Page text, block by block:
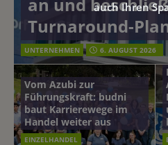
Turnaround-
UNTERNEHMEN 6. AUGUST 2026
Vom Azubi zur
Führungskraft: budni
baut Karrierewege im
Handel weiter aus
EINZELHANDEL
auch Ihren